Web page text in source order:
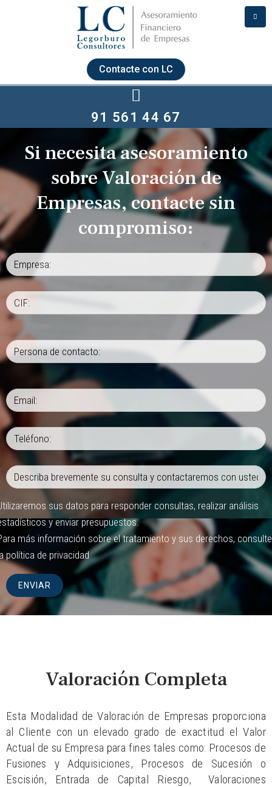
Contacte con LC
91 561 44 67
Si necesita asesoramiento
sobre Valoración de
Empresas, contacte sin
compromiso:
sus datos para responder consultas, realizar análisis
y enviar presupuestos.
más información sobre el tratamiento y sus derechos, consulte
política de privacidad
Valoración Completa
Esta Modalidad de Valoración de Empresas proporciona
al Cliente con un elevado grado de exactitud el Valor
Actual de su Empresa para fines tales como: Procesos de
Fusiones y Adquisiciones, Procesos de Sucesión o
Escisión, Entrada de Capital Riesgo, Valoraciones